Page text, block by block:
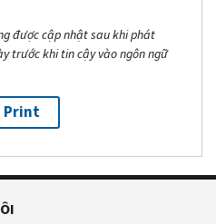
được cập nhật sau khi phát
trước khi tin cậy vào ngôn ngữ
Print